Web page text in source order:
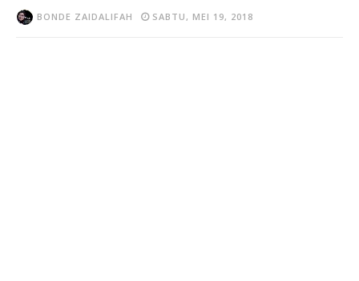
BONDE ZAIDALIFAH SABTU, MEI 19, 2018